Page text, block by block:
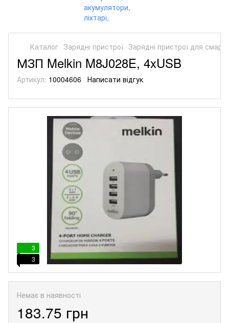
Каталог Зарядні пристрої Зарядні пристрої для
МЗП Melkin M8J028E, 4xUSB
Артикул: 10004606 Написати відгук
3
3
Немає в наявності
183.75 грн